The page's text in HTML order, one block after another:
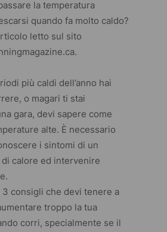
la temperatura
quando fa molto caldo?
letto sul sito
.
più caldi dell’anno hai
o magari ti stai
gara, devi sapere come
alte. È necessario
i sintomi di un
calore ed intervenire
consigli che devi tenere a
troppo la tua
corri, specialmente se il